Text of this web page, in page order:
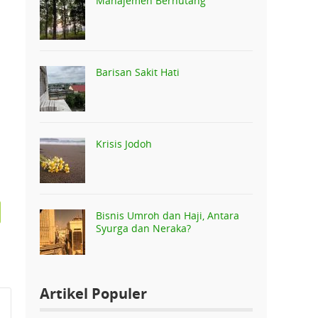
Barisan Sakit Hati
Krisis Jodoh
Bisnis Umroh dan Haji, Antara
Syurga dan Neraka?
Artikel Populer